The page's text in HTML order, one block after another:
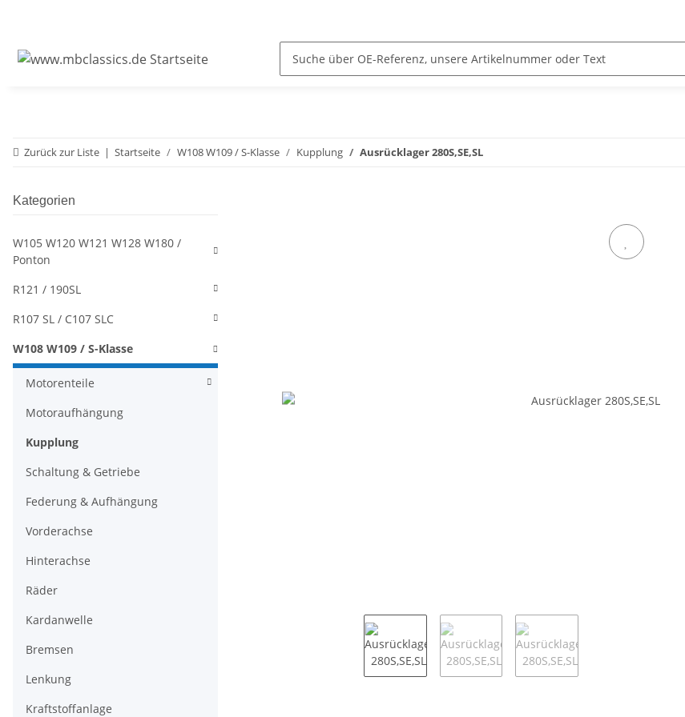
Zurück zur Liste Startseite W108 W109 / S-Klasse Kupplung Ausrücklager 280S,SE,SL
Kategorien
W105 W120 W121 W128 W180 /
Ponton
R121 / 190SL
R107 SL / C107 SLC
W108 W109 / S-Klasse
Motorenteile
Motoraufhängung
Kupplung
Schaltung & Getriebe
Federung & Aufhängung
Vorderachse
Hinterachse
Räder
Kardanwelle
Bremsen
Lenkung
Kraftstoffanlage